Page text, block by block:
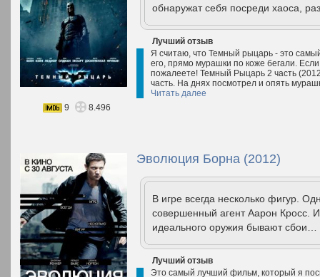
обнаружат себя посреди хаоса,
Лучший отзыв
Я считаю, что Темный рыцарь - это
его, прямо мурашки по коже бегали.
пожалеете! Темный Рыцарь 2 часть
часть. На днях посмотрел и опять
Читать далее
9
8.496
Эволюция Борна (2012)
В игре всегда несколько фигур.
совершенный агент Аарон Кросс.
идеального оружия бывают сбои…
Лучший отзыв
Это самый лучший фильм, который я